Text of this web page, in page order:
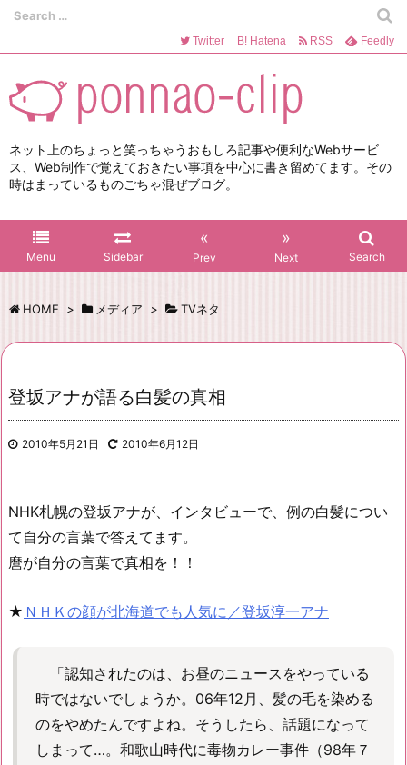
ネット上のちょっと笑っちゃうおもしろ記事や便利なWebサービ
ス、Web制作で覚えておきたい事項を中心に書き留めてます。その
時はまっているものごちゃ混ぜブログ。
Menu Sidebar
«
Prev
»
Next Search
Twitter B! Hatena RSS Feedly
HOME > メディア > TVネタ
登坂アナが語る白髪の真相
2010年5月21日 2010年6月12日
NHK札幌の登坂アナが、インタビューで、例の白髪につい
て自分の言葉で答えてます。
麿が自分の言葉で真相を！！
★ ＮＨＫの顔が北海道でも人気に／登坂淳一アナ
「認知されたのは、お昼のニュースをやっている
時ではないでしょうか。06年12月、髪の毛を染める
のをやめたんですよね。そうしたら、話題になって
しまって…。和歌山時代に毒物カレー事件（98年７